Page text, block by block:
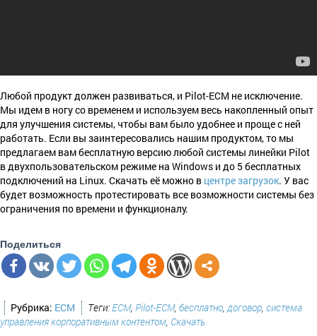
Любой продукт должен развиваться, и Pilot-ECM не исключение.
Мы идем в ногу со временем и используем весь накопленный опыт
для улучшения системы, чтобы вам было удобнее и проще с ней
работать. Если вы заинтересовались нашим продуктом, то мы
предлагаем вам бесплатную версию любой системы линейки Pilot
в двухпользовательском режиме на Windows и до 5 бесплатных
подключений на Linux. Скачать её можно в центре загрузок. У вас
будет возможность протестировать все возможности системы без
ограничения по времени и функционалу.
Поделиться
Рубрика: ECM Теги:ECM, Pilot-ECM, бесплатно,договор, система
управления корпоративным контентом, Скачать